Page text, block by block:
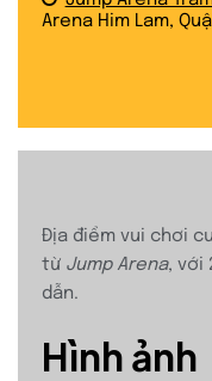
Arena Him Lam,
Địa điểm vui chơi
từ Jump Arena, với
dẫn.
Hình ảnh